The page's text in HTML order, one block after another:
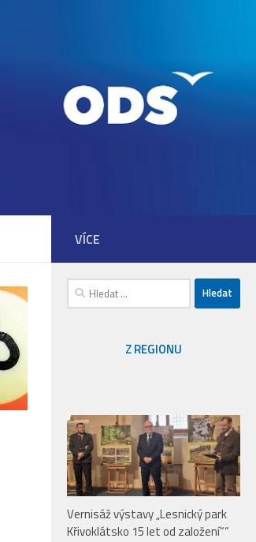
VÍCE
Vyhledávání
Z REGIONU
Vernisáž výstavy „Lesnický park
Křivoklátsko 15 let od založení““